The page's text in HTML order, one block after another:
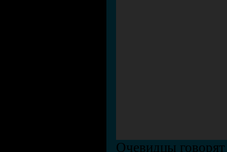
Очевидцы